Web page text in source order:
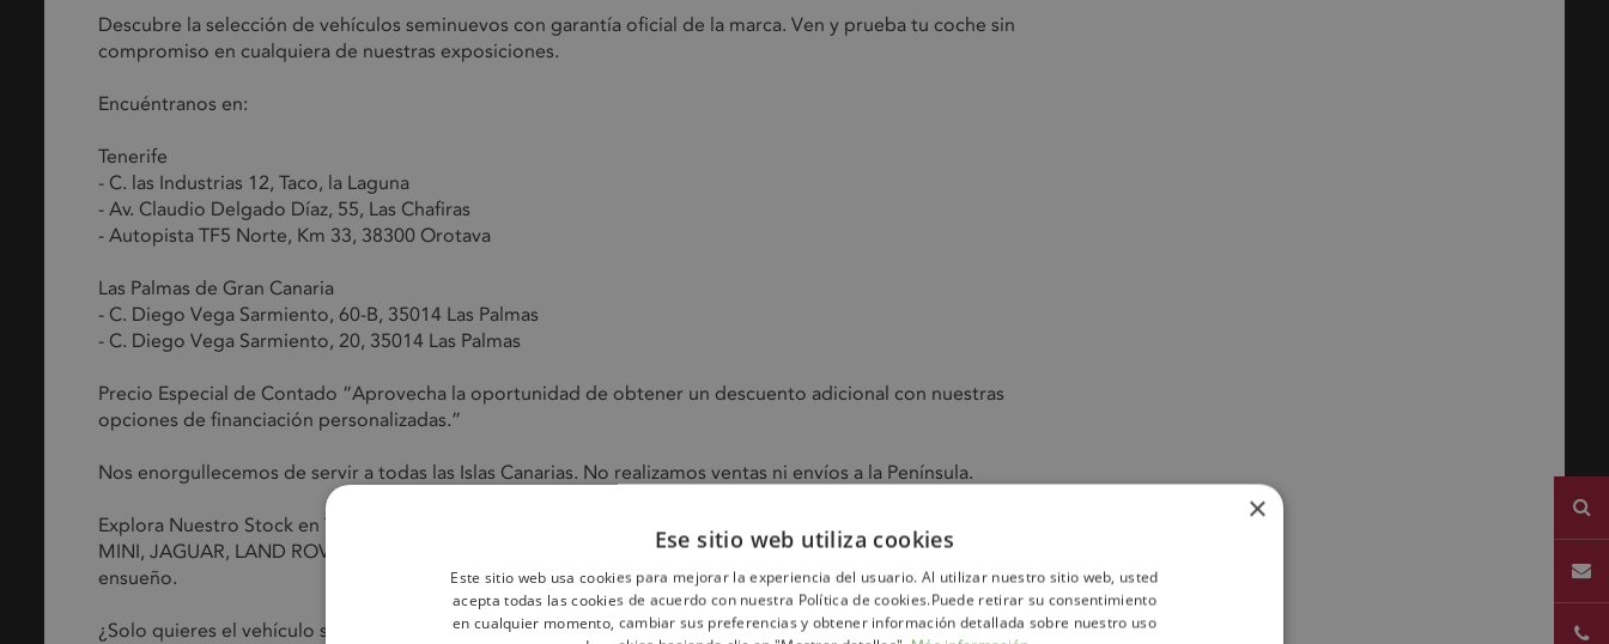
Descubre la selección de vehículos seminuevos con garantía oficial de la marca. Ven y prueba tu coche sin
compromiso en cualquiera de nuestras exposiciones.
Encuéntranos en:
Tenerife
- C. las Industrias 12, Taco, la Laguna
- Av. Claudio Delgado Díaz, 55, Las Chafiras
- Autopista TF5 Norte, Km 33, 38300 Orotava
Las Palmas de Gran Canaria
- C. Diego Vega Sarmiento, 60-B, 35014 Las Palmas
- C. Diego Vega Sarmiento, 20, 35014 Las Palmas
Precio Especial de Contado “Aprovecha la oportunidad de obtener un descuento adicional con nuestras
opciones de financiación personalizadas.”
Nos enorgullecemos de servir a todas las Islas Canarias. No realizamos ventas ni envíos a la Península.
Explora Nuestro Stock en TuKm0.com, especialistas en vehículos premium de marcas líderes como BMW,
MINI, JAGUAR, LAND ROVER y MG. Visita nuestro catálogo completo y encuentra tu próximo coche de
ensueño.
¿Solo quieres el vehículo sobre un tempo limitado? Pregunta por nuestras suscripciones de 1 a 12 meses
×
Ese sitio web utiliza cookies
Este sitio web usa cookies para mejorar la experiencia del usuario. Al utilizar nuestro sitio web, usted
acepta todas las cookies de acuerdo con nuestra Política de cookies.Puede retirar su consentimiento
en cualquier momento, cambiar sus preferencias y obtener información detallada sobre nuestro uso